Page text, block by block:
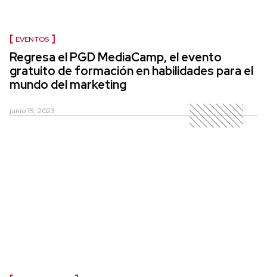
EVENTOS
Regresa el PGD MediaCamp, el evento
gratuito de formación en habilidades para el
mundo del marketing
junio 15, 2023